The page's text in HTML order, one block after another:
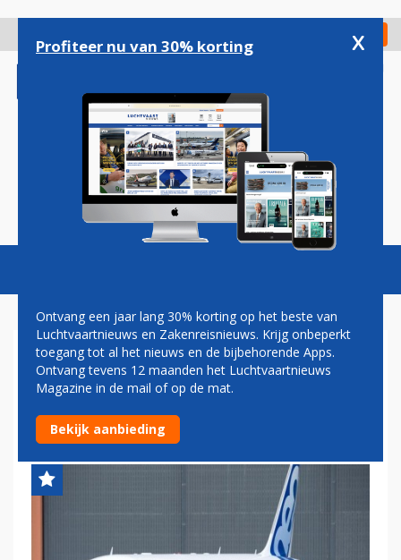
gaan
Check in
Magazine Podcasts Vacatures
NEDERLANDS BEDRIJF
PLAATST ORDER VOOR
VIJFTIG EXTRA A320NEO'S
Profiteer nu van 30% korting x
Ontvang een jaar lang 30% korting op het beste van
Luchtvaartnieuws en Zakenreisnieuws. Krijg onbeperkt
toegang tot al het nieuws en de bijbehorende Apps.
Ontvang tevens 12 maanden het Luchtvaartnieuws
Magazine in de mail of op de mat.
Bekijk aanbieding